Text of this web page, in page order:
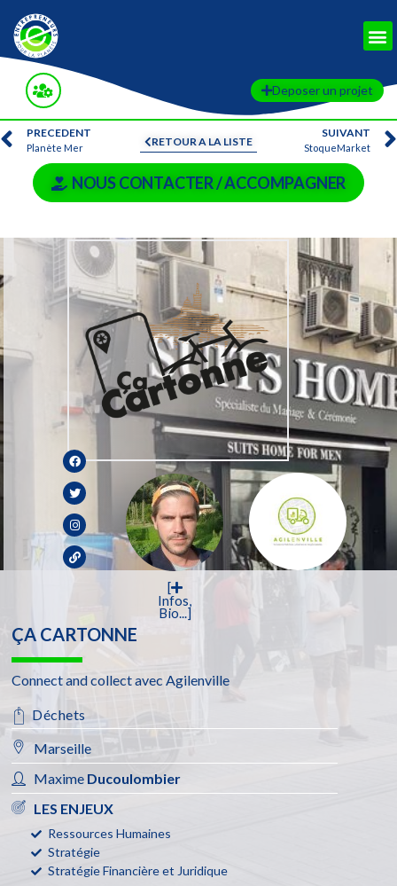
Deposer un projet
RETOUR A LA LISTE
PRECEDENT
Planète Mer
SUIVANT
StoqueMarket
NOUS CONTACTER / ACCOMPAGNER
[
Infos,
Bio...]
ÇA CARTONNE
Connect and collect avec Agilenville
Déchets
Marseille
Maxime Ducoulombier
LES ENJEUX
Ressources Humaines
Stratégie
Stratégie Financière et Juridique